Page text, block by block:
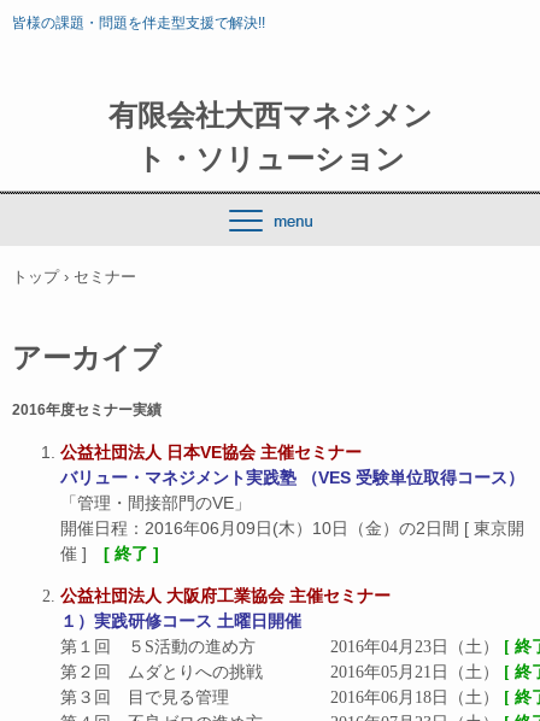
有限会社大西マネジメン
ト・ソリューション
皆様の課題・問題を伴走型支援で解決!!
トップ › セミナー
アーカイブ
2016年度セミナー実績
公益社団法人 日本VE協会 主催セミナー
バリュー・マネジメント実践塾 （VES 受験単位取得コース）
「管理・間接部門のVE」
開催日程：2016年06月09日(木）10日（金）の2日間 [ 東京開
催 ] [ 終了 ]
公益社団法人 大阪府工業協会 主催セミナー
１）実践研修コース 土曜日開催
第１回　５S活動の進め方		2016年04月23日（土）
[ 終
第２回　ムダとりへの挑戦		2016年05月21日（土）
[ 終
第３回　目で見る管理			2016年06月18日（土）
[ 終